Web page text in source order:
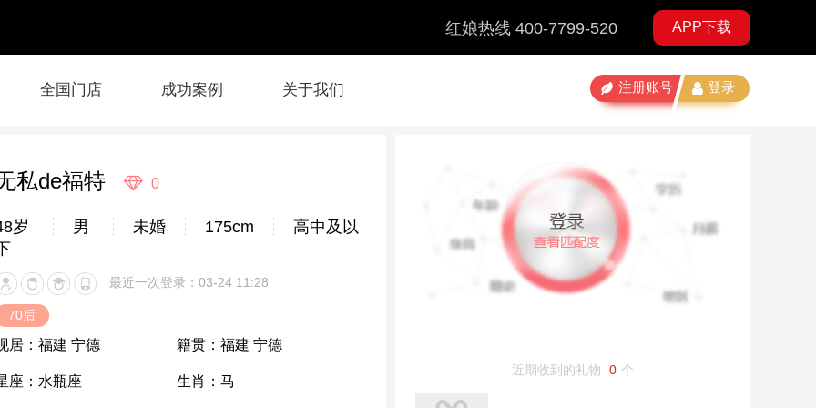
红娘热线 400-7799-520 APP下载
全国门店 成功案例 关于我们 登录
注册账号
私de福特 0
岁 男 未婚 175cm
高中及以
最近一次登录：03-24 11:28
70后
居： 福建 宁德 籍贯： 福建 宁德
座： 水瓶座 生肖： 马
近期收到的礼物 0 个